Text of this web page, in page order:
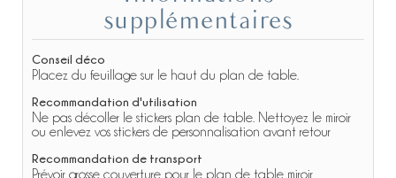
supplémentaires
Conseil déco
Placez du feuillage sur le haut du plan de table.
Recommandation d'utilisation
Ne pas décoller le stickers plan de table. Nettoyez le miroir
ou enlevez vos stickers de personnalisation avant retour
Recommandation de transport
Prévoir grosse couverture pour le plan de table miroir.